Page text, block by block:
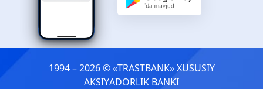
1994 – 2026 © «TRASTBANK» ХUSUSIY
AKSIYADORLIK BANKI